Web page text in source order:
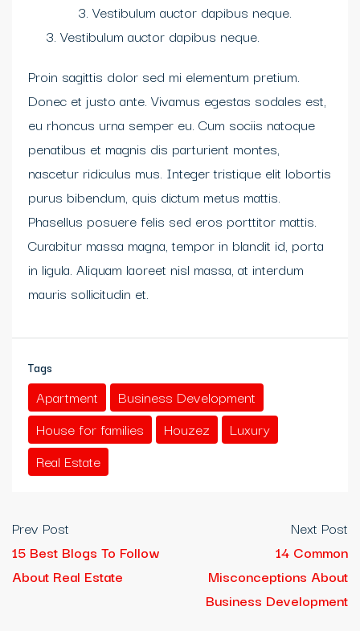
Vestibulum auctor dapibus neque.
Vestibulum auctor dapibus neque.
Proin sagittis dolor sed mi elementum pretium.
Donec et justo ante. Vivamus egestas sodales est,
eu rhoncus urna semper eu. Cum sociis natoque
penatibus et magnis dis parturient montes,
nascetur ridiculus mus. Integer tristique elit lobortis
purus bibendum, quis dictum metus mattis.
Phasellus posuere felis sed eros porttitor mattis.
Curabitur massa magna, tempor in blandit id, porta
in ligula. Aliquam laoreet nisl massa, at interdum
mauris sollicitudin et.
Tags
Apartment
Business Development
House for families
Houzez
Luxury
Real Estate
Prev Post
15 Best Blogs To Follow
About Real Estate
Next Post
14 Common
Misconceptions About
Business Development